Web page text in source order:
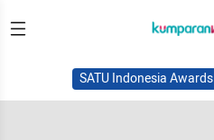
SATU Indonesia Awards